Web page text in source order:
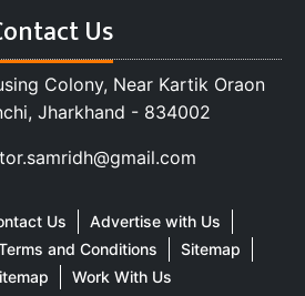
Us
Colony, Near Kartik Oraon
Jharkhand - 834002
Us
Advertise with Us
and Conditions
Sitemap
Work With Us